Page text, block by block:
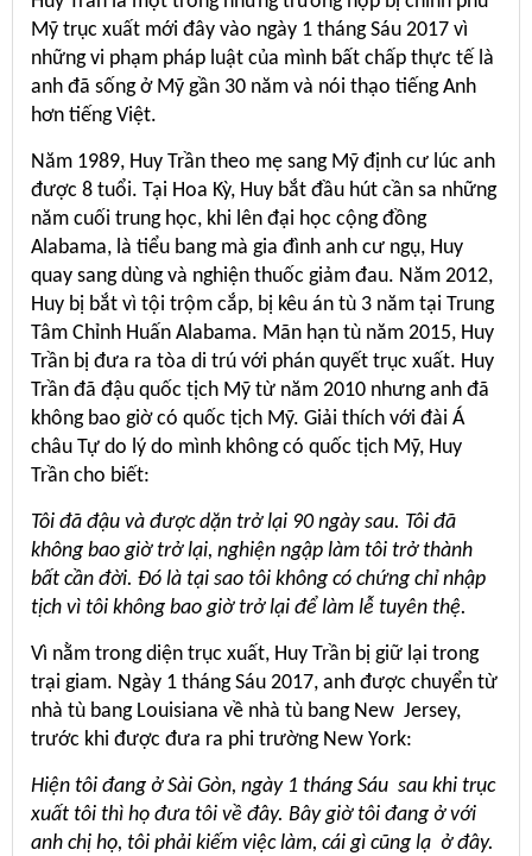
Mỹ trục xuất mới đây vào ngày 1 tháng Sáu 2017 vì
những vi phạm pháp luật của mình bất chấp thực tế là
anh đã sống ở Mỹ gần 30 năm và nói thạo tiếng Anh
hơn tiếng Việt.
Năm 1989, Huy Trần theo mẹ sang Mỹ định cư lúc anh
được 8 tuổi. Tại Hoa Kỳ, Huy bắt đầu hút cần sa những
năm cuối trung học, khi lên đại học cộng đồng
Alabama, là tiểu bang mà gia đình anh cư ngụ, Huy
quay sang dùng và nghiện thuốc giảm đau. Năm 2012,
Huy bị bắt vì tội trộm cắp, bị kêu án tù 3 năm tại Trung
Tâm Chỉnh Huấn Alabama. Mãn hạn tù năm 2015, Huy
Trần bị đưa ra tòa di trú với phán quyết trục xuất. Huy
Trần đã đậu quốc tịch Mỹ từ năm 2010 nhưng anh đã
không bao giờ có quốc tịch Mỹ. Giải thích với đài Á
châu Tự do lý do mình không có quốc tịch Mỹ, Huy
Trần cho biết:
Tôi đã đậu và được dặn trở lại 90 ngày sau. Tôi đã
không bao giờ trở lại, nghiện ngập làm tôi trở thành
bất cần đời. Đó là tại sao tôi không có chứng chỉ nhập
tịch vì tôi không bao giờ trở lại để làm lễ tuyên thệ.
Vì nằm trong diện trục xuất, Huy Trần bị giữ lại trong
trại giam. Ngày 1 tháng Sáu 2017, anh được chuyển từ
nhà tù bang Louisiana về nhà tù bang New Jersey,
trước khi được đưa ra phi trường New York:
Hiện tôi đang ở Sài Gòn, ngày 1 tháng Sáu sau khi trục
xuất tôi thì họ đưa tôi về đây. Bây giờ tôi đang ở với
anh chị họ, tôi phải kiếm việc làm, cái gì cũng lạ ở đây.